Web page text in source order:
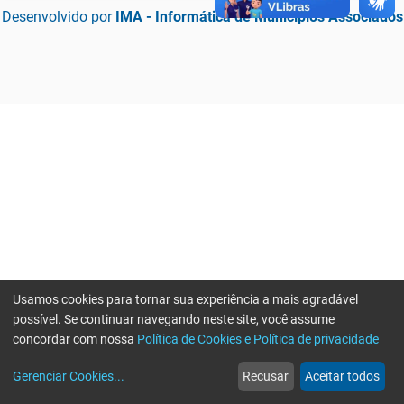
Desenvolvido por IMA - Informática de Municípios Associados
web
Notícias
more_horiz
Mais
Usamos cookies para tornar sua experiência a mais agradável
possível. Se continuar navegando neste site, você assume
concordar com nossa Política de Cookies e Política de privacidade
Gerenciar Cookies... Recusar Aceitar todos
Erro ao enviar informações, por favor tente novamente